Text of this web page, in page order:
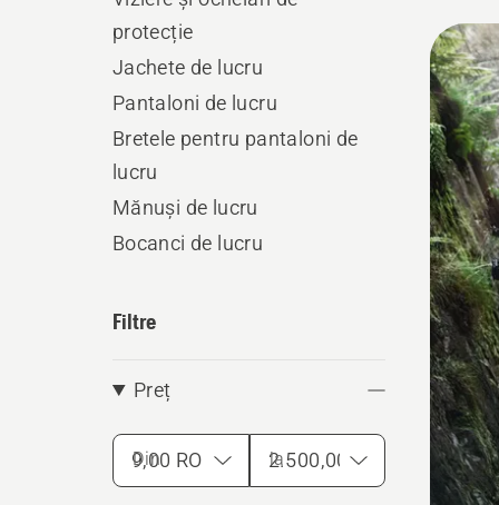
protecție
Jachete de lucru
Pantaloni de lucru
Bretele pentru pantaloni de
lucru
Mănuși de lucru
Bocanci de lucru
Filtre
Preț
Din la
Toate